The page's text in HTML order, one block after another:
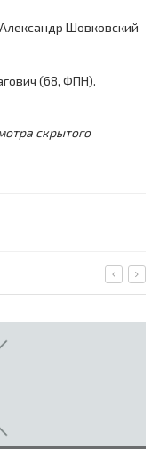
Шовковский
(68, ФПН).
скрытого